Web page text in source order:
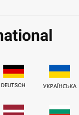
DEUTSCH УКРАЇНСЬКА